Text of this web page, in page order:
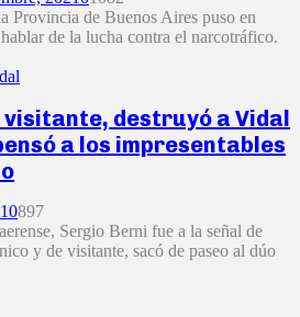
Provincia de Buenos Aires puso en
de la lucha contra el narcotráfico.
visitante, destruyó a Vidal
a los impresentables
0897
Sergio Berni fue a la señal de
y de visitante, sacó de paseo al dúo